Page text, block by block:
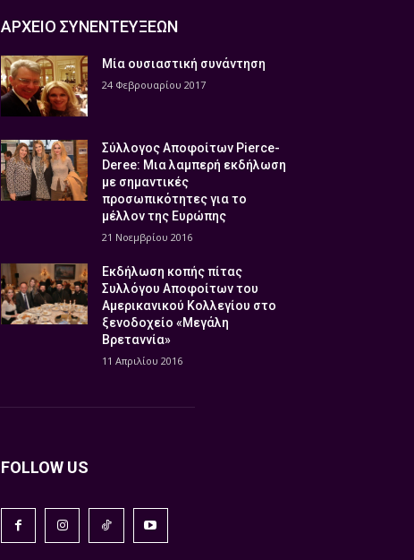
ΑΡΧΕΙΟ ΣΥΝΕΝΤΕΥΞΕΩΝ
Μία ουσιαστική συνάντηση
24 Φεβρουαρίου 2017
Σύλλογος Αποφοίτων Pierce-
Deree: Μια λαμπερή εκδήλωση
με σημαντικές
προσωπικότητες για το
μέλλον της Ευρώπης
21 Νοεμβρίου 2016
Εκδήλωση κοπής πίτας
Συλλόγου Αποφοίτων του
Αμερικανικού Κολλεγίου στο
ξενοδοχείο «Μεγάλη
Βρεταννία»
11 Απριλίου 2016
FOLLOW US